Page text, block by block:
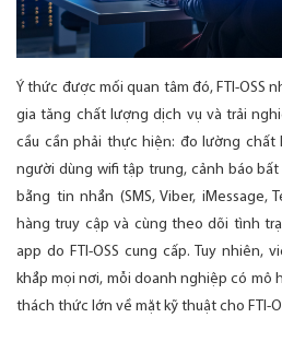
Ý thức được mối quan tâm đó, FTI-OSS
gia tăng chất lượng dịch vụ và trải
cầu cần phải thực hiện: đo lường chất
người dùng wifi tập trung, cảnh báo
bằng tin nhắn (SMS, Viber, iMessage,
hàng truy cập và cùng theo dõi tình
app do FTI-OSS cung cấp. Tuy nhiên,
khắp mọi nơi, mỗi doanh nghiệp có mô
thách thức lớn về mặt kỹ thuật cho FTI-